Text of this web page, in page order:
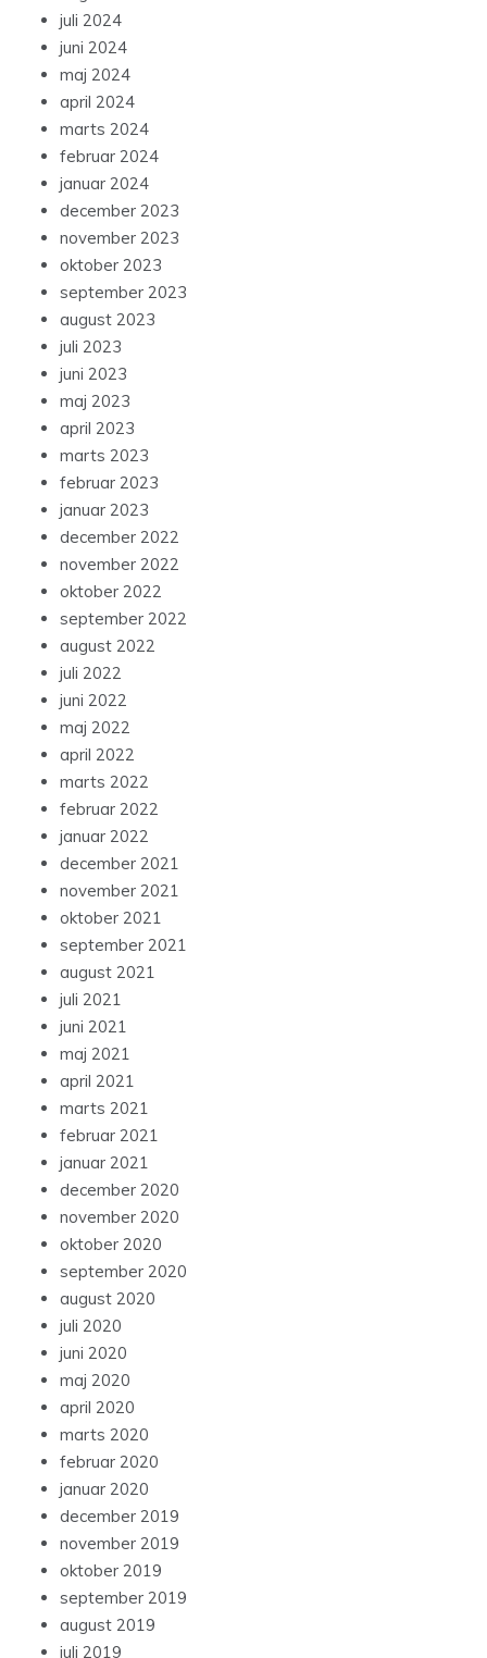
juli 2024
juni 2024
maj 2024
april 2024
marts 2024
februar 2024
januar 2024
december 2023
november 2023
oktober 2023
september 2023
august 2023
juli 2023
juni 2023
maj 2023
april 2023
marts 2023
februar 2023
januar 2023
december 2022
november 2022
oktober 2022
september 2022
august 2022
juli 2022
juni 2022
maj 2022
april 2022
marts 2022
februar 2022
januar 2022
december 2021
november 2021
oktober 2021
september 2021
august 2021
juli 2021
juni 2021
maj 2021
april 2021
marts 2021
februar 2021
januar 2021
december 2020
november 2020
oktober 2020
september 2020
august 2020
juli 2020
juni 2020
maj 2020
april 2020
marts 2020
februar 2020
januar 2020
december 2019
november 2019
oktober 2019
september 2019
august 2019
juli 2019